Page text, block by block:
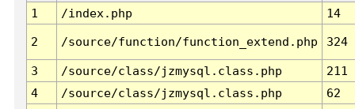
1
/index.php 14
2 /source/function/function_extend.php 324
3 /source/class/jzmysql.class.php
211
4
/source/class/jzmysql.class.php
62